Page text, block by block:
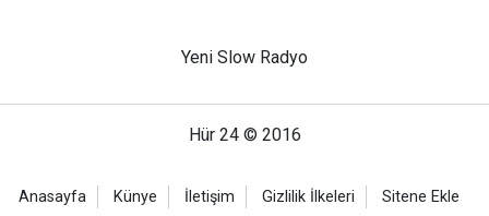
Yeni Slow Radyo
Hür 24 © 2016
Anasayfa Künye İletişim Gizlilik İlkeleri Sitene Ekle